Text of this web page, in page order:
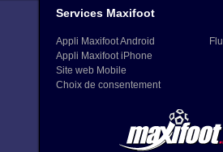
Services Maxifoot
Appli Maxifoot Android
Appli Maxifoot iPhone
Site web Mobile
Choix de consentement